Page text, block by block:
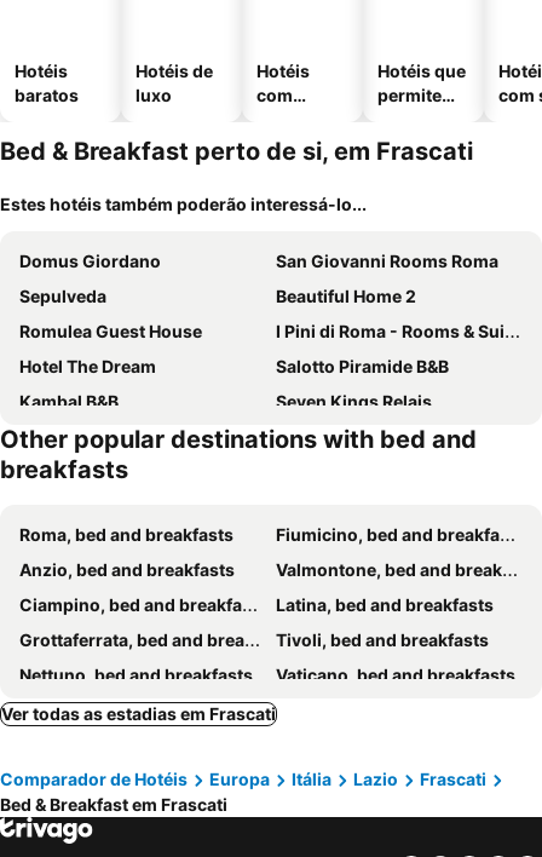
Hotéis
baratos
Hotéis de
luxo
Hotéis
com
Hotéis que
permitem
com
Bed & Breakfast perto de si, em Frascati
Estes hotéis também poderão interessá-lo...
Domus Giordano
San Giovanni Rooms Roma
Sepulveda
Beautiful Home 2
Romulea Guest House
I Pini di Roma - Rooms & Suites
Hotel The Dream
Salotto Piramide B&B
Kambal B&B
Seven Kings Relais
B&B Roma Royal Residence
La Breccia A Porta Pia
B&B Home 77
Affittacamere Alex
Vacanze Romane
Fanti Rooms
Ines Guest House
Roma 2B
Gialel B&B
Guesthouse 2012
B&B Roma Castle Termini
Domus Flaviae
Meile House
K Rooms
Santamaria Inn
Manin Suites
Luxury Rooms H 2000 Roma
Cicero Rome Center
Porta Maggiore GH Locazione Turistica
Other popular destinations with bed and
breakfasts
Roma, bed and breakfasts
Fiumicino, bed and breakfasts
Anzio, bed and breakfasts
Valmontone, bed and breakfasts
Ciampino, bed and breakfasts
Latina, bed and breakfasts
Grottaferrata, bed and breakfasts
Tivoli, bed and breakfasts
Nettuno, bed and breakfasts
Vaticano, bed and breakfasts
Ardea, bed and breakfasts
Mentana, bed and breakfasts
Anguillara Sabazia, bed and breakfasts
Pomezia, bed and breakfasts
Fumone, bed and breakfasts
Anagni, bed and breakfasts
Artena, bed and breakfasts
Ver todas as estadias em Frascati
Comparador de Hotéis Europa Itália Lazio
Frascati
Bed & Breakfast em Frascati